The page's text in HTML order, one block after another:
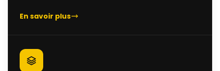
En savoir plus